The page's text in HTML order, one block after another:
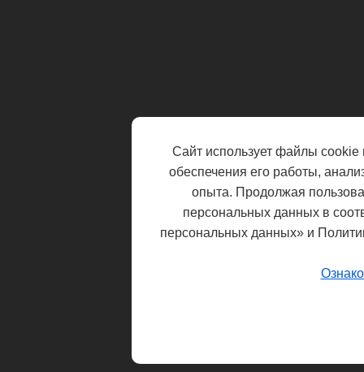
Сайт использует файлы cookie
обеспечения его работы,
опыта. Продолжая
персональных данных в
персональных данных» и